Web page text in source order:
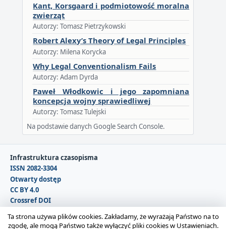
Kant, Korsgaard i podmiotowość moralna
zwierząt
Autorzy: Tomasz Pietrzykowski
Robert Alexy’s Theory of Legal Principles
Autorzy: Milena Korycka
Why Legal Conventionalism Fails
Autorzy: Adam Dyrda
Paweł Włodkowic i jego zapomniana
koncepcja wojny sprawiedliwej
Autorzy: Tomasz Tulejski
Na podstawie danych Google Search Console.
Infrastruktura czasopisma
ISSN 2082-3304
Otwarty dostęp
CC BY 4.0
Crossref DOI
Ta strona używa plików cookies. Zakładamy, że wyrażają Państwo na to
zgodę, ale mogą Państwo także wyłączyć pliki cookies w Ustawieniach.